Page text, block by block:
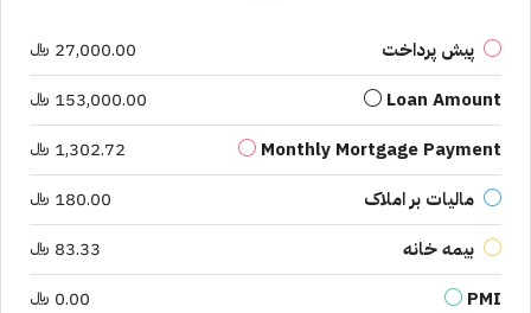
پیش پرداخت
27,000.00 ﷼
Loan Amount
153,000.00 ﷼
Monthly Mortgage Payment
1,302.72 ﷼
مالیات بر املاک
180.00 ﷼
بیمه خانه
83.33 ﷼
PMI
0.00 ﷼